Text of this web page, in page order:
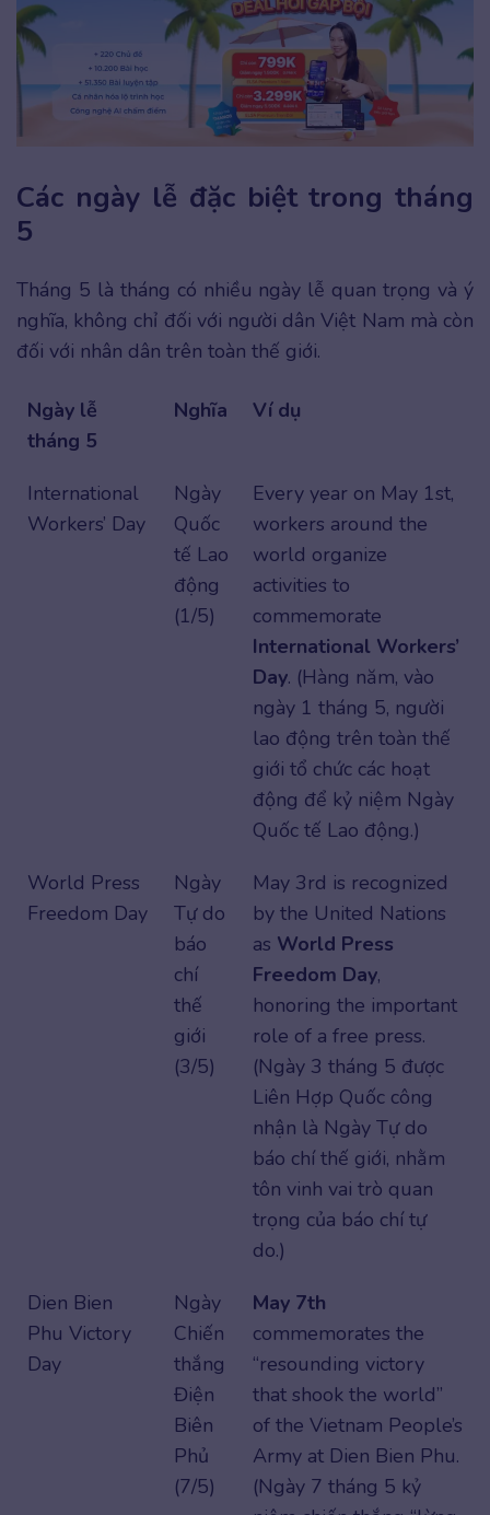
Các ngày lễ đặc biệt trong tháng
5
Tháng 5 là tháng có nhiều ngày lễ quan trọng và ý
nghĩa, không chỉ đối với người dân Việt Nam mà còn
đối với nhân dân trên toàn thế giới.
Ngày lễ
tháng 5
Nghĩa Ví dụ
International
Workers’ Day
Ngày
Quốc
tế Lao
động
(1/5)
Every year on May 1st,
workers around the
world organize
activities to
commemorate
International Workers’
Day. (Hàng năm, vào
ngày 1 tháng 5, người
lao động trên toàn thế
giới tổ chức các hoạt
động để kỷ niệm Ngày
Quốc tế Lao động.)
World Press
Freedom Day
Ngày
Tự do
báo
chí
thế
giới
(3/5)
May 3rd is recognized
by the United Nations
as World Press
Freedom Day,
honoring the important
role of a free press.
(Ngày 3 tháng 5 được
Liên Hợp Quốc công
nhận là Ngày Tự do
báo chí thế giới, nhằm
tôn vinh vai trò quan
trọng của báo chí tự
do.)
Dien Bien
Phu Victory
Day
Ngày
Chiến
thắng
Điện
Biên
Phủ
(7/5)
May 7th
commemorates the
“resounding victory
that shook the world”
of the Vietnam People’s
Army at Dien Bien Phu.
(Ngày 7 tháng 5 kỷ